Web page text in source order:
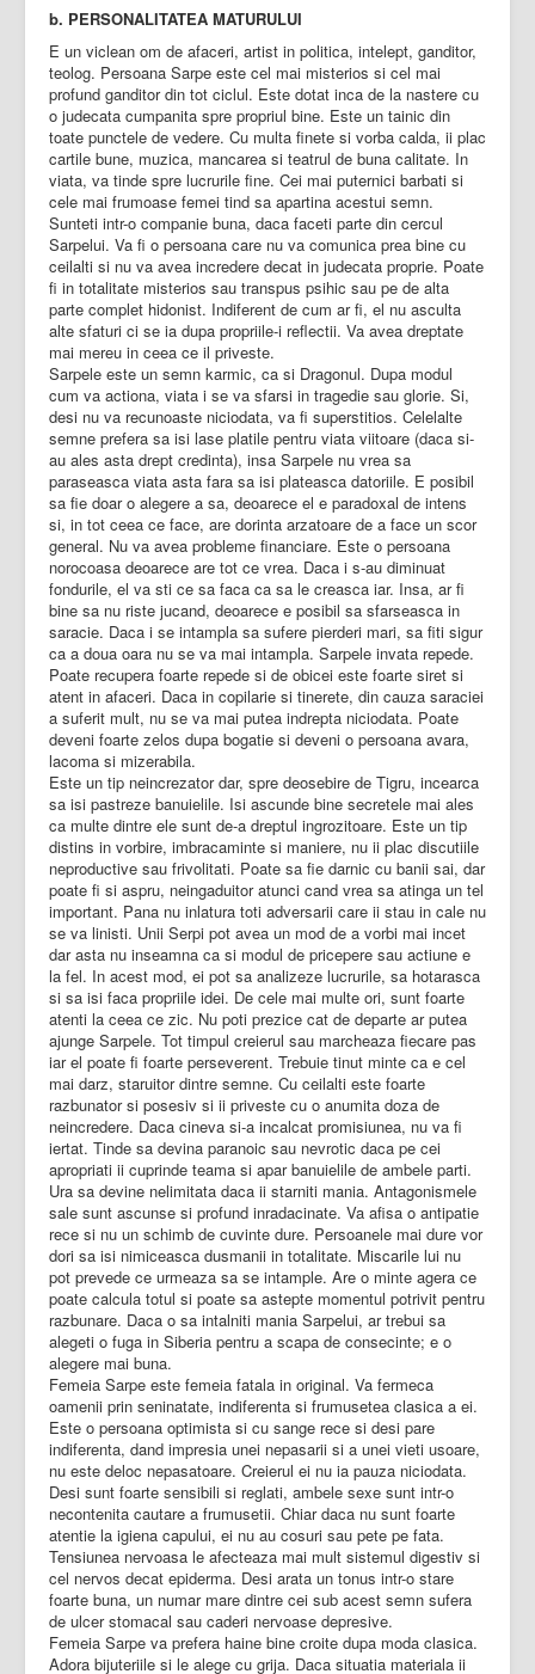
b. PERSONALITATEA MATURULUI
E un viclean om de afaceri, artist in politica, intelept, ganditor,
teolog. Persoana Sarpe este cel mai misterios si cel mai
profund ganditor din tot ciclul. Este dotat inca de la nastere cu
o judecata cumpanita spre propriul bine. Este un tainic din
toate punctele de vedere. Cu multa finete si vorba calda, ii plac
cartile bune, muzica, mancarea si teatrul de buna calitate. In
viata, va tinde spre lucrurile fine. Cei mai puternici barbati si
cele mai frumoase femei tind sa apartina acestui semn.
Sunteti intr-o companie buna, daca faceti parte din cercul
Sarpelui. Va fi o persoana care nu va comunica prea bine cu
ceilalti si nu va avea incredere decat in judecata proprie. Poate
fi in totalitate misterios sau transpus psihic sau pe de alta
parte complet hidonist. Indiferent de cum ar fi, el nu asculta
alte sfaturi ci se ia dupa propriile-i reflectii. Va avea dreptate
mai mereu in ceea ce il priveste.
Sarpele este un semn karmic, ca si Dragonul. Dupa modul
cum va actiona, viata i se va sfarsi in tragedie sau glorie. Si,
desi nu va recunoaste niciodata, va fi superstitios. Celelalte
semne prefera sa isi lase platile pentru viata viitoare (daca si-
au ales asta drept credinta), insa Sarpele nu vrea sa
paraseasca viata asta fara sa isi plateasca datoriile. E posibil
sa fie doar o alegere a sa, deoarece el e paradoxal de intens
si, in tot ceea ce face, are dorinta arzatoare de a face un scor
general. Nu va avea probleme financiare. Este o persoana
norocoasa deoarece are tot ce vrea. Daca i s-au diminuat
fondurile, el va sti ce sa faca ca sa le creasca iar. Insa, ar fi
bine sa nu riste jucand, deoarece e posibil sa sfarseasca in
saracie. Daca i se intampla sa sufere pierderi mari, sa fiti sigur
ca a doua oara nu se va mai intampla. Sarpele invata repede.
Poate recupera foarte repede si de obicei este foarte siret si
atent in afaceri. Daca in copilarie si tinerete, din cauza saraciei
a suferit mult, nu se va mai putea indrepta niciodata. Poate
deveni foarte zelos dupa bogatie si deveni o persoana avara,
lacoma si mizerabila.
Este un tip neincrezator dar, spre deosebire de Tigru, incearca
sa isi pastreze banuielile. Isi ascunde bine secretele mai ales
ca multe dintre ele sunt de-a dreptul ingrozitoare. Este un tip
distins in vorbire, imbracaminte si maniere, nu ii plac discutiile
neproductive sau frivolitati. Poate sa fie darnic cu banii sai, dar
poate fi si aspru, neingaduitor atunci cand vrea sa atinga un tel
important. Pana nu inlatura toti adversarii care ii stau in cale nu
se va linisti. Unii Serpi pot avea un mod de a vorbi mai incet
dar asta nu inseamna ca si modul de pricepere sau actiune e
la fel. In acest mod, ei pot sa analizeze lucrurile, sa hotarasca
si sa isi faca propriile idei. De cele mai multe ori, sunt foarte
atenti la ceea ce zic. Nu poti prezice cat de departe ar putea
ajunge Sarpele. Tot timpul creierul sau marcheaza fiecare pas
iar el poate fi foarte perseverent. Trebuie tinut minte ca e cel
mai darz, staruitor dintre semne. Cu ceilalti este foarte
razbunator si posesiv si ii priveste cu o anumita doza de
neincredere. Daca cineva si-a incalcat promisiunea, nu va fi
iertat. Tinde sa devina paranoic sau nevrotic daca pe cei
apropriati ii cuprinde teama si apar banuielile de ambele parti.
Ura sa devine nelimitata daca ii starniti mania. Antagonismele
sale sunt ascunse si profund inradacinate. Va afisa o antipatie
rece si nu un schimb de cuvinte dure. Persoanele mai dure vor
dori sa isi nimiceasca dusmanii in totalitate. Miscarile lui nu
pot prevede ce urmeaza sa se intample. Are o minte agera ce
poate calcula totul si poate sa astepte momentul potrivit pentru
razbunare. Daca o sa intalniti mania Sarpelui, ar trebui sa
alegeti o fuga in Siberia pentru a scapa de consecinte; e o
alegere mai buna.
Femeia Sarpe este femeia fatala in original. Va fermeca
oamenii prin seninatate, indiferenta si frumusetea clasica a ei.
Este o persoana optimista si cu sange rece si desi pare
indiferenta, dand impresia unei nepasarii si a unei vieti usoare,
nu este deloc nepasatoare. Creierul ei nu ia pauza niciodata.
Desi sunt foarte sensibili si reglati, ambele sexe sunt intr-o
necontenita cautare a frumusetii. Chiar daca nu sunt foarte
atentie la igiena capului, ei nu au cosuri sau pete pe fata.
Tensiunea nervoasa le afecteaza mai mult sistemul digestiv si
cel nervos decat epiderma. Desi arata un tonus intr-o stare
foarte buna, un numar mare dintre cei sub acest semn sufera
de ulcer stomacal sau caderi nervoase depresive.
Femeia Sarpe va prefera haine bine croite dupa moda clasica.
Adora bijuteriile si le alege cu grija. Daca situatia materiala ii